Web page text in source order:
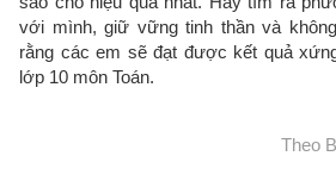
với mình, giữ vững tinh thần và
rằng các em sẽ đạt được kết quả
lớp 10 môn Toán.
Theo